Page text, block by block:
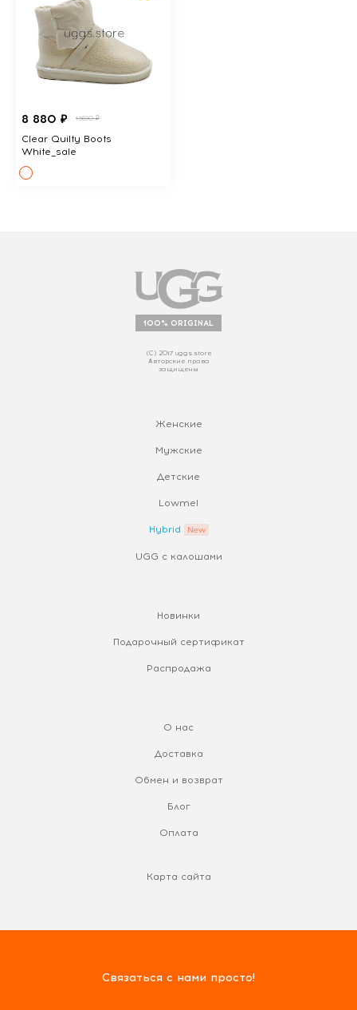
8 880 ₽ 13690 ₽
Clear Quilty Boots
White_sale
100% ORIGINAL
(С) 2017 uggs.store
Авторские права
защищены
Женские
Мужские
Детские
Lowmel
Hybrid
UGG с калошами
Новинки
Подарочный сертификат
Распродажа
О нас
Доставка
Обмен и возврат
Блог
Оплата
Карта сайта
Связаться с нами просто!